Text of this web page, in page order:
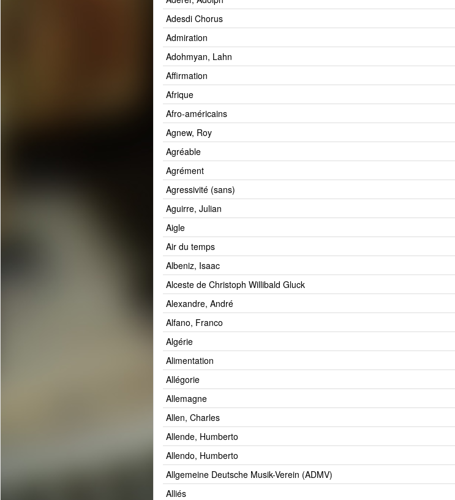
Adesdi Chorus
Admiration
Adohmyan, Lahn
Affirmation
Afrique
Afro-américains
Agnew, Roy
Agréable
Agrément
Agressivité (sans)
Aguirre, Julian
Aigle
Air du temps
Albeniz, Isaac
Alceste de Christoph Willibald Gluck
Alexandre, André
Alfano, Franco
Algérie
Alimentation
Allégorie
Allemagne
Allen, Charles
Allende, Humberto
Allendo, Humberto
Allgemeine Deutsche Musik-Verein (ADMV)
Alliés